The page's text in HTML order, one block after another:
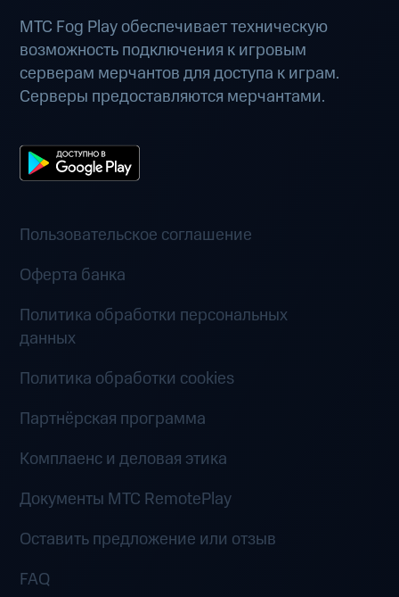
МТС Fog Play обеспечивает техническую
возможность подключения к игровым
серверам мерчантов для доступа к играм.
Серверы предоставляются мерчантами.
Пользовательское соглашение
Оферта банка
Политика обработки персональных
данных
Политика обработки cookies
Партнёрская программа
Комплаенс и деловая этика
Документы MTC RemotePlay
Оставить предложение или отзыв
FAQ